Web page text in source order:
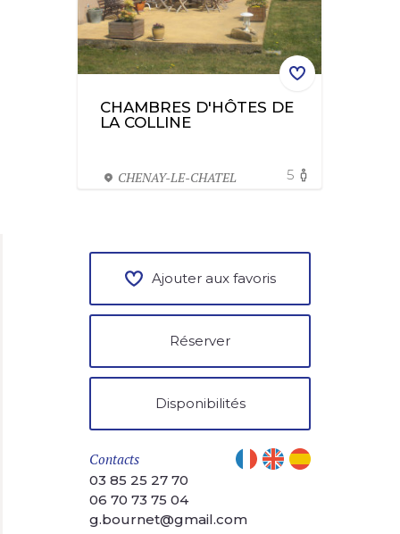
CHAMBRES D'HÔTES DE
LA COLLINE
CHENAY-LE-CHATEL 5
Ajouter aux favoris
Réserver
Disponibilités
Contacts
03 85 25 27 70
06 70 73 75 04
g.bournet@gmail.com